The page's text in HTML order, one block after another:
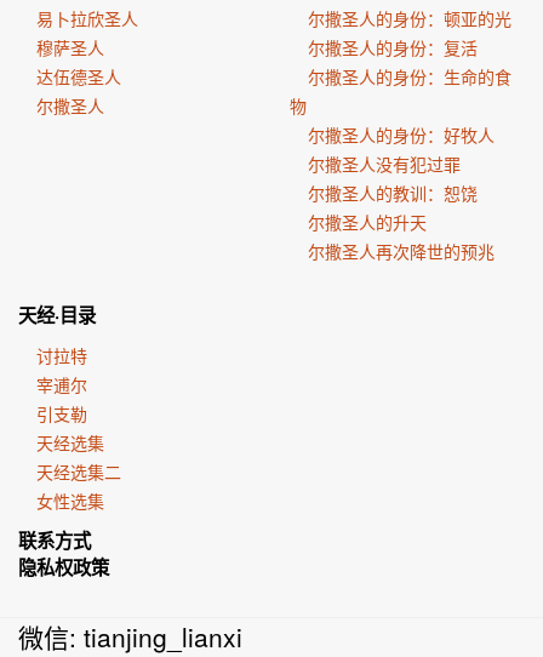
易卜拉欣圣人
穆萨圣人
达伍德圣人
尔撒圣人
尔撒圣人的身份：顿亚的光
尔撒圣人的身份：复活
尔撒圣人的身份：生命的食
物
尔撒圣人的身份：好牧人
尔撒圣人没有犯过罪
尔撒圣人的教训：恕饶
尔撒圣人的升天
尔撒圣人再次降世的预兆
天经·目录
讨拉特
宰逋尔
引支勒
天经选集
天经选集二
女性选集
联系方式
隐私权政策
微信: tianjing_lianxi